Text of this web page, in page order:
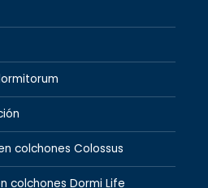
colchones Colossus
colchones Dormi Life